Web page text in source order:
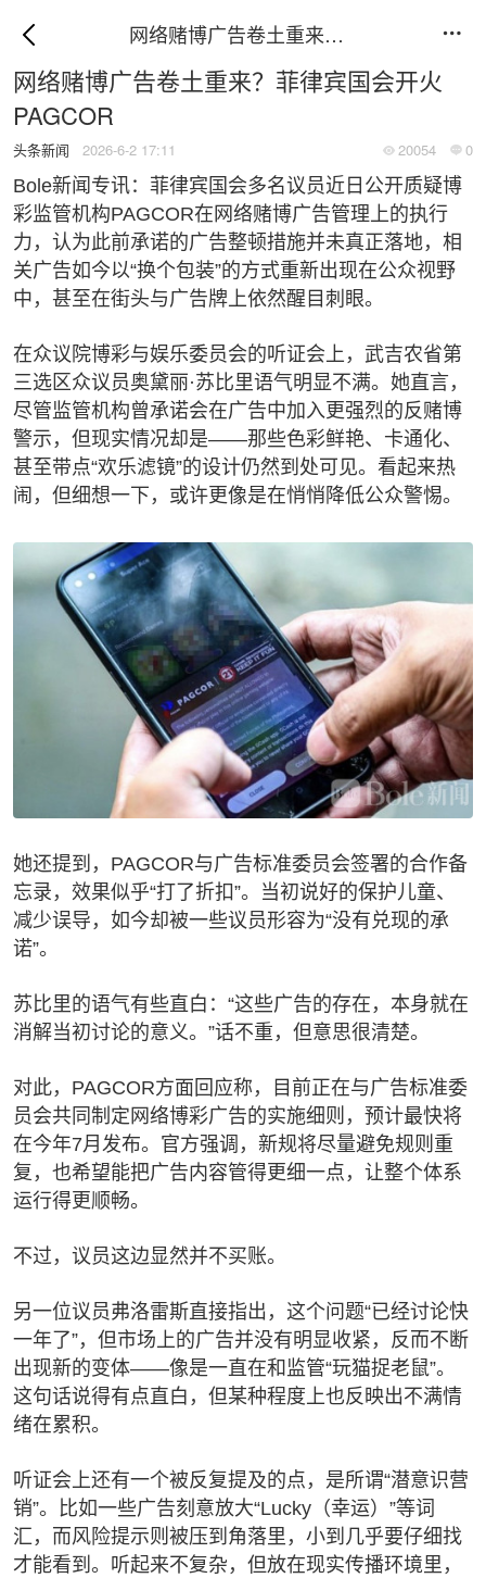
网络赌博广告卷土重来？菲律宾国会开火PAGCOR 
网络赌博广告卷土重来？菲律宾国会开火
PAGCOR
 20054  0
头条新闻 2026-6-2 17:11
Bole新闻专讯：菲律宾国会多名议员近日公开质疑博
彩监管机构PAGCOR在网络赌博广告管理上的执行
力，认为此前承诺的广告整顿措施并未真正落地，相
关广告如今以“换个包装”的方式重新出现在公众视野
中，甚至在街头与广告牌上依然醒目刺眼。
在众议院博彩与娱乐委员会的听证会上，武吉农省第
三选区众议员奥黛丽·苏比里语气明显不满。她直言，
尽管监管机构曾承诺会在广告中加入更强烈的反赌博
警示，但现实情况却是——那些色彩鲜艳、卡通化、
甚至带点“欢乐滤镜”的设计仍然到处可见。看起来热
闹，但细想一下，或许更像是在悄悄降低公众警惕。
她还提到，PAGCOR与广告标准委员会签署的合作备
忘录，效果似乎“打了折扣”。当初说好的保护儿童、
减少误导，如今却被一些议员形容为“没有兑现的承
诺”。
苏比里的语气有些直白：“这些广告的存在，本身就在
消解当初讨论的意义。”话不重，但意思很清楚。
对此，PAGCOR方面回应称，目前正在与广告标准委
员会共同制定网络博彩广告的实施细则，预计最快将
在今年7月发布。官方强调，新规将尽量避免规则重
复，也希望能把广告内容管得更细一点，让整个体系
运行得更顺畅。
不过，议员这边显然并不买账。
另一位议员弗洛雷斯直接指出，这个问题“已经讨论快
一年了”，但市场上的广告并没有明显收紧，反而不断
出现新的变体——像是一直在和监管“玩猫捉老鼠”。
这句话说得有点直白，但某种程度上也反映出不满情
绪在累积。
听证会上还有一个被反复提及的点，是所谓“潜意识营
销”。比如一些广告刻意放大“Lucky（幸运）”等词
汇，而风险提示则被压到角落里，小到几乎要仔细找
才能看到。听起来不复杂，但放在现实传播环境里，